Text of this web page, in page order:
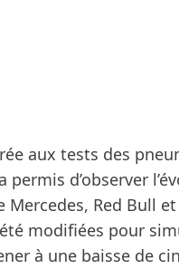
aux tests des
permis d’observer
Mercedes, Red Bull
modifiées pour
à une baisse de